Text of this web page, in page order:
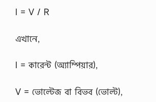
I = V / R
এখানে,
I = কারেন্ট (অ্যাম্পিয়ার),
V = ভোল্টেজ বা বিভব (ভোল্ট),